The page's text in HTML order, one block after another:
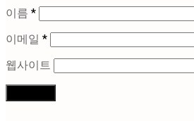
이름 *
이메일 *
웹사이트